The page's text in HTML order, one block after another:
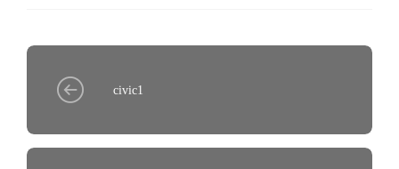
civic1